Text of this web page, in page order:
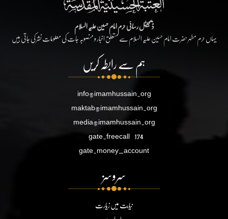
ڈیجیٹل رسائی حرم امام حسین علیہ السلام
یہاں حرم مطہر حضرت امام حسین علیہ السلام سے متعلق اخبار و منصوبہ جات کی معلومات نشر کی جاتی ہیں
ہم سے رابطہ کریں
info@imamhussain.org
maktab@imamhussain.org
media@imamhussain.org
gate.freecall 174
gate.money_account
سروسز
نیابت میں زیارت